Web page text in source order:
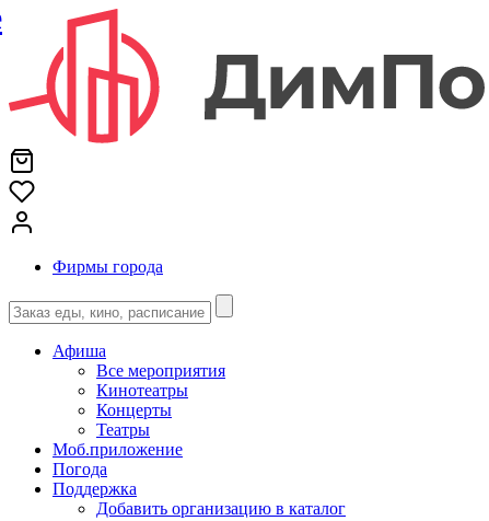
Фирмы города
Афиша
Все мероприятия
Кинотеатры
Концерты
Театры
Моб.приложение
Погода
Поддержка
Добавить организацию в каталог